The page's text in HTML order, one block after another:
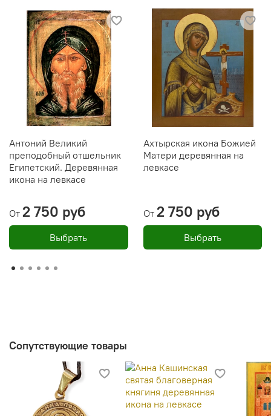
Антоний Великий
преподобный отшельник
Египетский. Деревянная
икона на левкасе
От 2 750 руб
Выбрать
Ахтырская икона Божией
Матери деревянная на
левкасе
От 2 750 руб
Выбрать
Сопутствующие товары